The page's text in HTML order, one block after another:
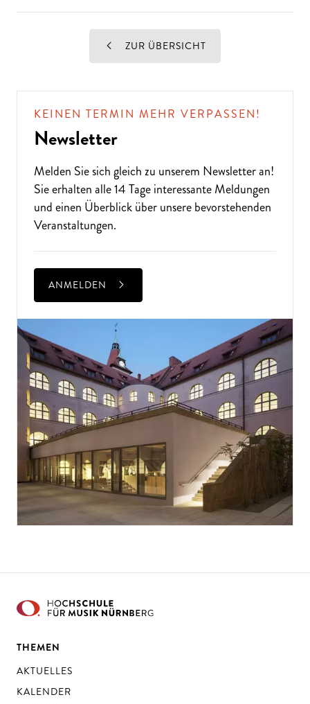
ZUR ÜBERSICHT
KEINEN TERMIN MEHR VERPASSEN!
Newsletter
Melden Sie sich gleich zu unserem Newsletteran!
Sie erhalten alle 14 Tage interessante Meldungen
und einen Überblick über unsere bevorstehenden
Veranstaltungen.
ANMELDEN
THEMEN
AKTUELLES
KALENDER